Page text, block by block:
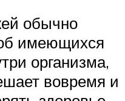
обычно
имеющихся
организма,
вовремя и